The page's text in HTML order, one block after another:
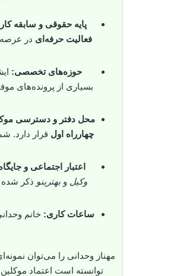
پایه حقوقی و سابقه
فعالیت حرفه‌ای در عرصه
حوزه‌های تخصصی:
بسیاری از پرونده‌های
محل دفتر و دسترسی
چهارراه اول قرار دارد.
اعتبار اجتماعی و
وکیل و بهترینو ذکر شده
ساعات کاری:
مهناز وحدانی را می‌توان
توانسته است اعتماد